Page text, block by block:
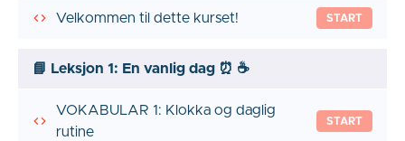
Velkommen til dette kurset! START
📘 Leksjon 1: En vanlig dag ⏰ ☕️
VOKABULAR 1: Klokka og daglig
rutine
START